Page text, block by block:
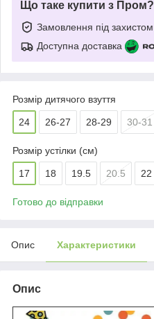
Що таке купити з Пром?
Замовлення під захистом
Доступна доставка
Розмір дитячого взуття
24 26-27 28-29 30-31
Розмір устілки (см)
17 18 19.5 20.5 22
Готово до відправки
Опис Характеристики
Опис